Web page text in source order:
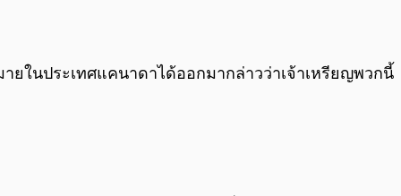
0:00/ 0:00
ในประเทศแคนาดาได้ออกมากล่าวว่าเจ้าเหรียญพวกนี้